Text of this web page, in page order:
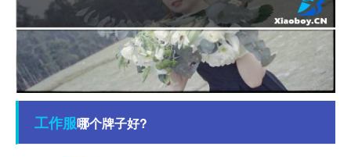
工作服哪个牌子好?